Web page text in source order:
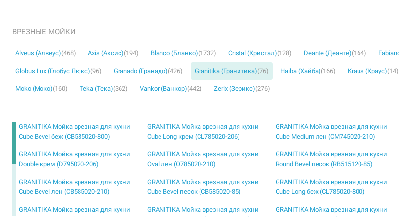
ВРЕЗНЫЕ МОЙКИ
Alveus (Алвеус)(468) Axis (Аксис)(194) Blanco (Бланко)(1732) Cristal (Кристал)(128) Deante (Деанте)(164)
Globus Lux (Глобус Люкс)(96) Granado (Гранадо)(426) Granitika (Гранитика)(76) Haiba (Хайба)(166) Kraus (Краус)(14)
Moko (Моко)(160) Teka (Тека)(362) Vankor (Ванкор)(442) Zerix (Зерикс)(276)
GRANITIKA Мойка врезная для кухни
Cube Bevel беж (CB585020-800)
GRANITIKA Мойка врезная для кухни
Cube Long крем (CL785020-206)
GRANITIKA Мойка врезная для кухни
Cube Medium лен (CM745020-210)
GRANITIKA Мойка врезная для кухни
Double крем (D795020-206)
GRANITIKA Мойка врезная для кухни
Oval лен (O785020-210)
GRANITIKA Мойка врезная для кухни
Round Bevel песок (RB515120-85)
GRANITIKA Мойка врезная для кухни
Cube Bevel лен (CB585020-210)
GRANITIKA Мойка врезная для кухни
Cube Bevel песок (CB585020-85)
GRANITIKA Мойка врезная для кухни
Cube Long беж (CL785020-800)
GRANITIKA Мойка врезная для кухни
GRANITIKA Мойка врезная для кухни
GRANITIKA Мойка врезная для кухни